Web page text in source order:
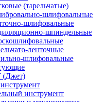
(тарельчатые)
шлифовальные
шлифовальные
шпиндельные
ленточные
шлифовальные
(Джет)
инструмент